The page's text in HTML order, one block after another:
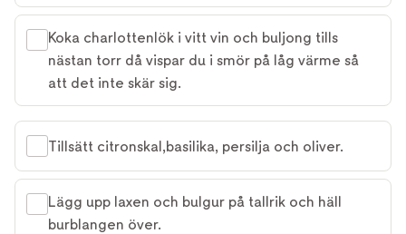
Koka charlottenlök i vitt vin och buljong tills
nästan torr då vispar du i smör på låg värme så
att det inte skär sig.
Tillsätt citronskal,basilika, persilja och oliver.
Lägg upp laxen och bulgur på tallrik och häll
burblangen över.